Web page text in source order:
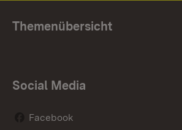
Themenübersicht
Social Media
Facebook